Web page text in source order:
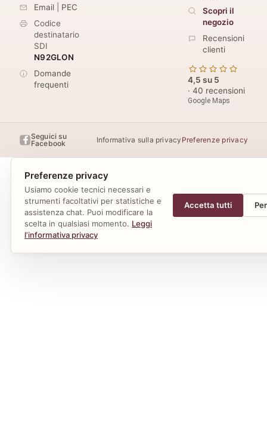
Email
PEC
Codice
destinatario
SDI
N92GLON
Domande
frequenti
Scopri il
negozio
Recensioni
clienti
4,5 su 5
· 40 recensioni
Google Maps
Seguici su
Facebook
Informativa sulla privacy Preferenze privacy
Preferenze privacy
Usiamo cookie tecnici necessari e
strumenti facoltativi per statistiche e
assistenza chat. Puoi modificare la
scelta in qualsiasi momento. Leggi
l’informativa privacy
Accetta tutti